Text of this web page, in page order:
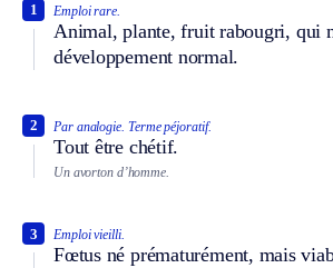
Emploi rare.
Animal, plante, fruit rabougri, qui
développement normal.
1
Par analogie. Terme péjoratif.
Tout être chétif.
2
Un avorton d’homme.
Emploi vieilli.
Fœtus né prématurément, mais
3